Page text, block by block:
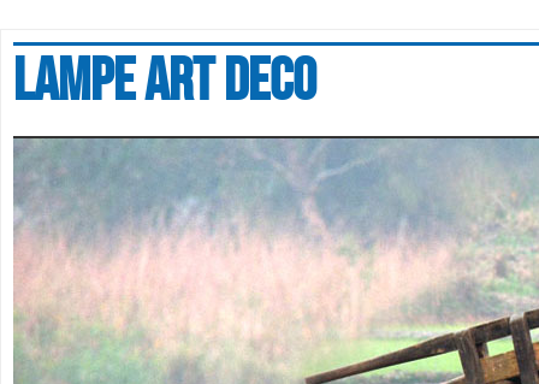
Lampe art deco